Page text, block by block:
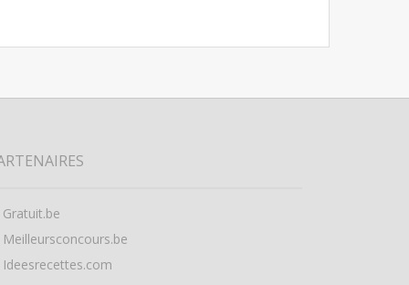
Gratuit.be
Meilleursconcours.be
Ideesrecettes.com